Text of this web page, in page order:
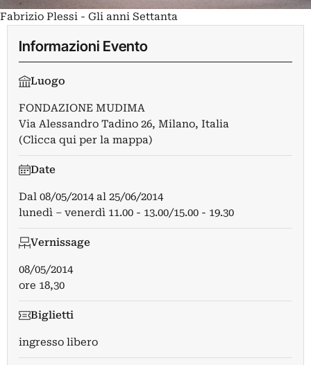
Fabrizio Plessi - Gli anni Settanta
Informazioni Evento
Luogo
FONDAZIONE MUDIMA
Via Alessandro Tadino 26, Milano, Italia
(Clicca qui per la mappa)
Date
Dal 08/05/2014al 25/06/2014
lunedì – venerdì 11.00 - 13.00/15.00 - 19.30
Vernissage
08/05/2014
ore 18,30
Biglietti
ingresso libero